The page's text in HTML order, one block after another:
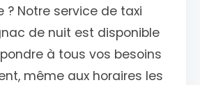
? Notre service de taxi
de nuit est disponible
à tous vos besoins
même aux horaires les